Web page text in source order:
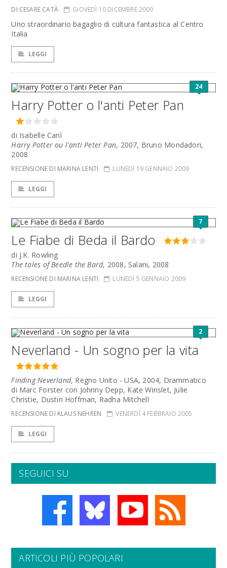
DI CESARE CATÀ GIOVEDÌ 10 DICEMBRE 2009
Uno straordinario bagaglio di cultura fantastica al Centro
Italia
LEGGI
24
Harry Potter o l'anti Peter Pan
di Isabelle Canì
Harry Potter ou l'anti Peter Pan, 2007, Bruno Mondadori,
2008
RECENSIONE DI MARINA LENTI LUNEDÌ 19 GENNAIO 2009
LEGGI
7
Le Fiabe di Beda il Bardo
di J.K. Rowling
The tales of Beedle the Bard, 2008, Salani, 2008
RECENSIONE DI MARINA LENTI LUNEDÌ 5 GENNAIO 2009
LEGGI
2
Neverland - Un sogno per la vita
Finding Neverland, Regno Unito - USA, 2004, Drammatico
di Marc Forster con Johnny Depp, Kate Winslet, Julie
Christie, Dustin Hoffman, Radha Mitchell
RECENSIONE DI KLAUS NEHREN VENERDÌ 4 FEBBRAIO 2005
LEGGI
SEGUICI SU
ARTICOLI PIÙ POPOLARI